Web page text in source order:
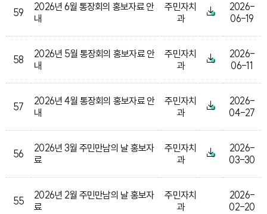
59
2026년 6월 통장회의 홍보자료 안
내
주민자치
과
2026-
06-19
58
2026년 5월 통장회의 홍보자료 안
내
주민자치
과
2026-
06-11
57
2026년 4월 통장회의 홍보자료 안
내
주민자치
과
2026-
04-27
56
2026년 3월 주민만남의 날 홍보자
료
주민자치
과
2026-
03-30
55
2026년 2월 주민만남의 날 홍보자
료
주민자치
과
2026-
02-20